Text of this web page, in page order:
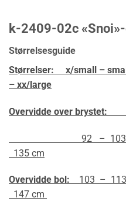
k-2409-02c
Størrelsesguide
Størrelser: x/small –
– xx/large
Overvidde over brystet:
92 – 103 –
135 cm
Overvidde bol: 103 –
147 cm